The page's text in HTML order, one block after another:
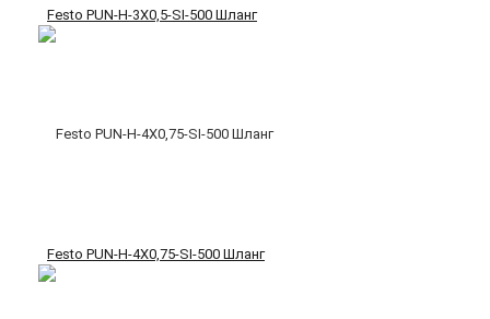
Festo PUN-H-3X0,5-SI-500 Шланг
Festo PUN-H-4X0,75-SI-500 Шланг